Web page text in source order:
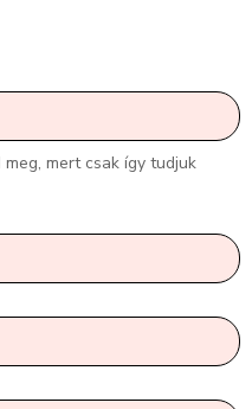
mert csak így tudjuk